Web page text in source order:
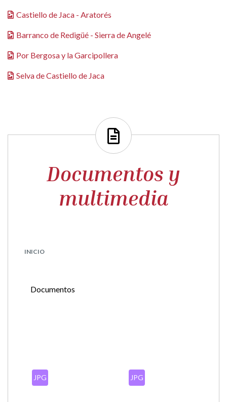
Castiello de Jaca - Aratorés
Barranco de Redigüé - Sierra de Angelé
Por Bergosa y la Garcipollera
Selva de Castiello de Jaca
Documentos y
multimedia
INICIO
Documentos
JPG JPG